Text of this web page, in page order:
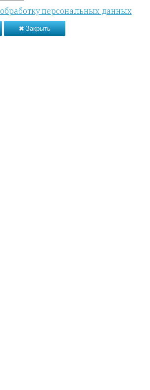
обработку персональных данных
Закрыть